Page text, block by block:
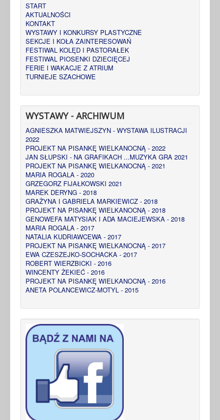
START
AKTUALNOŚCI
KONTAKT
WYSTAWY I KONKURSY PLASTYCZNE
SEKCJE I KOŁA ZAINTERESOWAŃ
FESTIWAL KOLĘD I PASTORAŁEK
FESTIWAL PIOSENKI DZIECIĘCEJ
FERIE I WAKACJE Z ATRIUM
TURNIEJE SZACHOWE
WYSTAWY - ARCHIWUM
AGNIESZKA MATWIEJSZYN - WYSTAWA ILUSTRACJI
2022
PROJEKT NA PISANKĘ WIELKANOCNĄ - 2022
JAN SŁUPSKI - NA GRAFIKACH ...MUZYKA GRA 2021
PROJEKT NA PISANKĘ WIELKANOCNĄ - 2021
MARIA ROGALA - 2020
GRZEGORZ FIJAŁKOWSKI 2021
MAREK DERYNG - 2018
GRAŻYNA I GABRIELA MARKIEWICZ - 2018
PROJEKT NA PISANKĘ WIELKANOCNĄ - 2018
GENOWEFA MATYSIAK I ADA MACIEJEWSKA - 2018
MARIA ROGALA - 2017
NATALIA KUDRIAWCEWA - 2017
PROJEKT NA PISANKĘ WIELKANOCNĄ - 2017
EWA CZESZEJKO-SOCHACKA - 2017
ROBERT WIERZBICKI - 2016
WINCENTY ŻEKIEĆ - 2016
PROJEKT NA PISANKĘ WIELKANOCNĄ - 2016
ANETA POLANCEWICZ-MOTYL - 2015